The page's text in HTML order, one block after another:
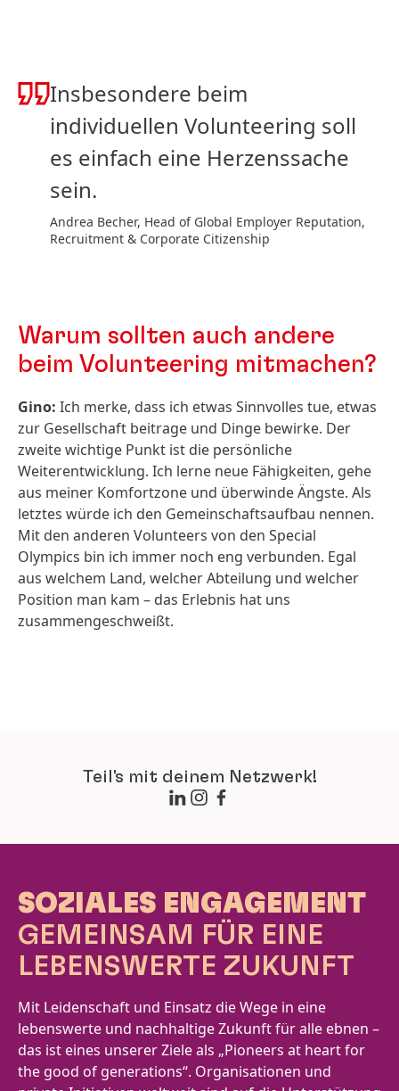
Insbesondere beim
individuellen Volunteering soll
es einfach eine Herzenssache
sein.
Andrea Becher, Head of Global Employer Reputation,
Recruitment & Corporate Citizenship
Warum sollten auch andere
beim Volunteering mitmachen?
Gino: Ich merke, dass ich etwas Sinnvolles tue, etwas
zur Gesellschaft beitrage und Dinge bewirke. Der
zweite wichtige Punkt ist die persönliche
Weiterentwicklung. Ich lerne neue Fähigkeiten, gehe
aus meiner Komfortzone und überwinde Ängste. Als
letztes würde ich den Gemeinschaftsaufbau nennen.
Mit den anderen Volunteers von den Special
Olympics bin ich immer noch eng verbunden. Egal
aus welchem Land, welcher Abteilung und welcher
Position man kam – das Erlebnis hat uns
zusammengeschweißt.
Teil's mit deinem Netzwerk!
SOZIALES ENGAGEMENT
GEMEINSAM FÜR EINE
LEBENSWERTE ZUKUNFT
Mit Leidenschaft und Einsatz die Wege in eine
lebenswerte und nachhaltige Zukunft für alle ebnen –
das ist eines unserer Ziele als „Pioneers at heart for
the good of generations“. Organisationen und